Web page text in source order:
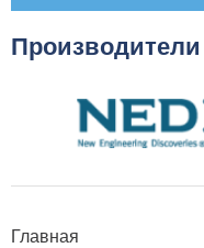
Производители
Главная